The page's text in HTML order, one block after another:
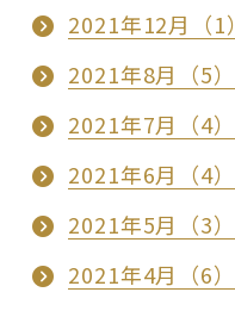
2021年12月（1）
2021年8月（5）
2021年7月（4）
2021年6月（4）
2021年5月（3）
2021年4月（6）